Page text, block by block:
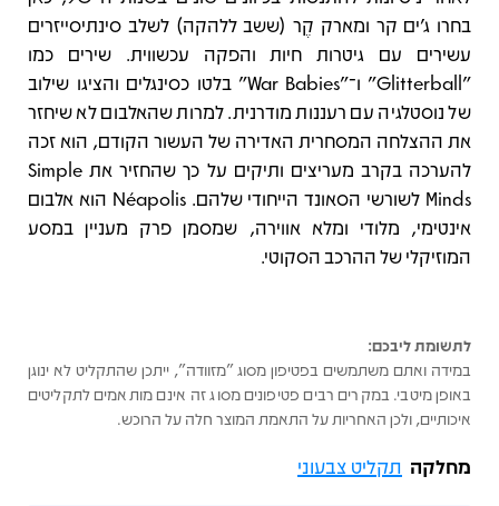
בחרו ג’ים קר ומארק קֶר (ששב ללהקה) לשלב סינתיסייזרים
עשירים עם גיטרות חיות והפקה עכשווית. שירים כמו
"Glitterball" ו־"War Babies" בלטו כסינגלים והציגו שילוב
של נוסטלגיה עם רעננות מודרנית. למרות שהאלבום לא שיחזר
את ההצלחה המסחרית האדירה של העשור הקודם, הוא זכה
להערכה בקרב מעריצים ותיקים על כך שהחזיר את Simple
Minds לשורשי הסאונד הייחודי שלהם. Néapolis הוא אלבום
אינטימי, מלודי ומלא אווירה, שמסמן פרק מעניין במסע
המוזיקלי של ההרכב הסקוטי.
לתשומת ליבכם:
במידה ואתם משתמשים בפטיפון מסוג "מזוודה", ייתכן שהתקליט לא ינוגן
באופן מיטבי. במקרים רבים פטיפונים מסוג זה אינם מותאמים לתקליטים
איכותיים, ולכן האחריות על התאמת המוצר חלה על הרוכש.
מחלקה תקליט צבעוני